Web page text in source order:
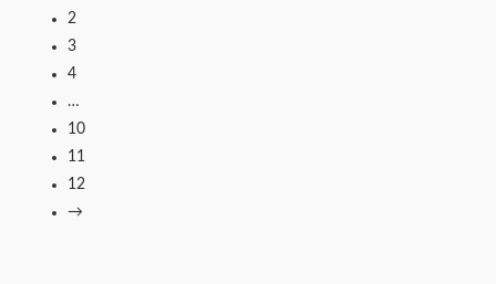
2
3
4
…
10
11
12
→